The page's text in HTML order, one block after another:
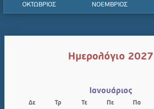
ΟΚΤΩΒΡΙΟΣ ΝΟΕΜΒΡΙΟΣ
Ημερολόγιο 2027
Ιανουάριος
Δε Τρ Τε Πε Πα